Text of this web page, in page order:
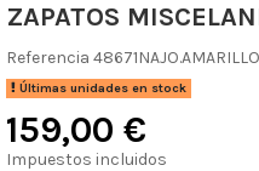
ZAPATOS
Referencia
Últimas unidades en stock
159,00 €
Impuestos incluidos